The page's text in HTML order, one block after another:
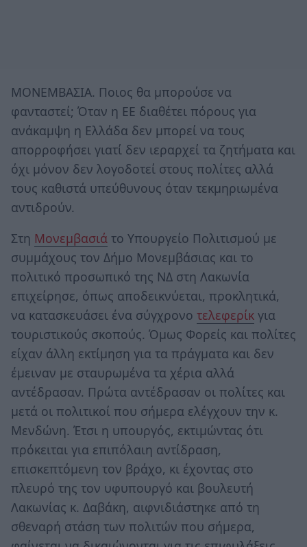
ΜΟΝΕΜΒΑΣΙΑ. Ποιος θα μπορούσε να
φανταστεί; Όταν η ΕΕ διαθέτει πόρους για
ανάκαμψη η Ελλάδα δεν μπορεί να τους
απορροφήσει γιατί δεν ιεραρχεί τα ζητήματα και
όχι μόνον δεν λογοδοτεί στους πολίτες αλλά
τους καθιστά υπεύθυνους όταν τεκμηριωμένα
αντιδρούν.
Στη Μονεμβασιά το Υπουργείο Πολιτισμού με
συμμάχους τον Δήμο Μονεμβάσιας και το
πολιτικό προσωπικό της ΝΔ στη Λακωνία
επιχείρησε, όπως αποδεικνύεται, προκλητικά,
να κατασκευάσει ένα σύγχρονο τελεφερίκ για
τουριστικούς σκοπούς. Όμως Φορείς και πολίτες
είχαν άλλη εκτίμηση για τα πράγματα και δεν
έμειναν με σταυρωμένα τα χέρια αλλά
αντέδρασαν. Πρώτα αντέδρασαν οι πολίτες και
μετά οι πολιτικοί που σήμερα ελέγχουν την κ.
Μενδώνη. Έτσι η υπουργός, εκτιμώντας ότι
πρόκειται για επιπόλαιη αντίδραση,
επισκεπτόμενη τον βράχο, κι έχοντας στο
πλευρό της τον υφυπουργό και βουλευτή
Λακωνίας κ. Δαβάκη, αιφνιδιάστηκε από τη
σθεναρή στάση των πολιτών που σήμερα,